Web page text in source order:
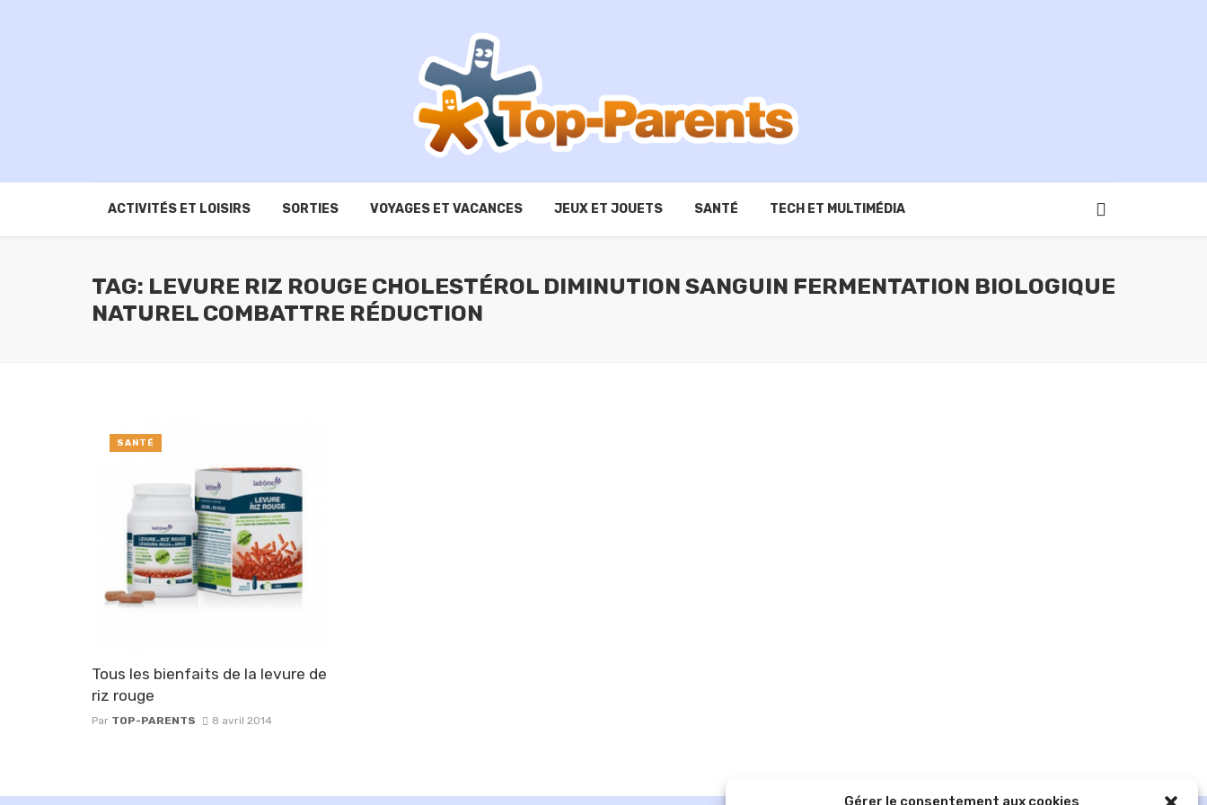
Gérer le consentement aux cookies
ACTIVITÉS ET LOISIRS SORTIES VOYAGES ET VACANCES JEUX ET JOUETS SANTÉ TECH ET MULTIMÉDIA
TAG: LEVURE RIZ ROUGE CHOLESTÉROL DIMINUTION SANGUIN FERMENTATION BIOLOGIQUE
NATUREL COMBATTRE RÉDUCTION
Tous les bienfaits de la levure de
riz rouge
Par TOP-PARENTS 8 avril 2014
SANTÉ